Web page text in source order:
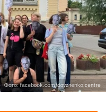
Фото: facebook.com/dovzhenko.centre